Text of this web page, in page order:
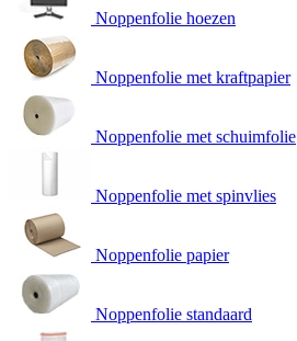
Noppenfolie hoezen
Noppenfolie met kraftpapier
Noppenfolie met schuimfolie
Noppenfolie met spinvlies
Noppenfolie papier
Noppenfolie standaard